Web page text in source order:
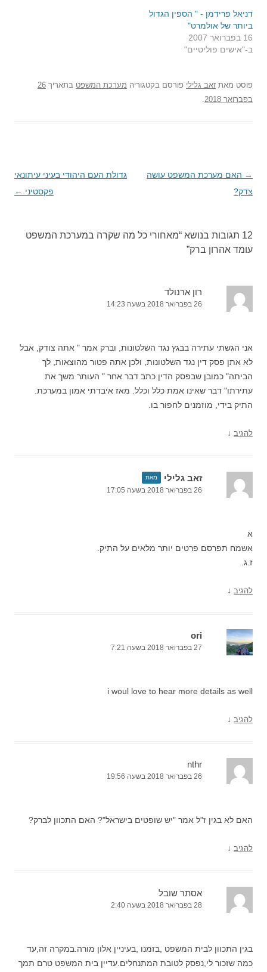
דניאל פרידמן - " הספין הגדול
ביותר של אולמרט"
16 בפברואר 2007
ב-"אישים פוליטיים"
פוסט מאת זאב גלילי פורסם בקטגוריה מערכת המשפט בתאריך 26
בפברואר 2018
.
ניווט
בפוסטים
→ האם מערכת המשפט עושה
צדק?
גדולת העם היהודי בעיני עיתונאי
פקסטיני ←
12 תגובות בנושא “
מאחורי כל מה שקרה במערכת המשפט
עומד אהרון ברק”
רון ארנולד
26 בפברואר 2018 בשעה 14:23
אני הגשתי עתירה בבגץ נגד השלטונות, וברק אמר " אתה צודק, אבל
לא אתן פסק דין נגד השלטונות, ולכן אתה פטור מהוצאות, לך
הביתה" כמובן שבפסק הדין כתב דבר אחר " העותר משך את
עתירתו" דבר שאינו אמת כלל וכלל. מאז איבדתי אמון במערכת.
התיק בידי, מוזמנים לחפור בו.
להגיב ↓
זאב גלילי מאת
26 בפברואר 2018 בשעה 17:05
א
אשמח תפרסם פרטים יותר מלאים על התיק.
ז.ג.
להגיב ↓
ori
27 בפברואר 2018 בשעה 7:21
i woul love to hear more details as well
להגיב ↓
nthr
26 בפברואר 2018 בשעה 19:56
האם לא בגין ז"ל אמר "יש שופטים בישראל"? האם התכוון לברק?
להגיב ↓
אסתר שובל
28 בפברואר 2018 בשעה 2:40
בגין התכוון לבית המשפט ,בזמנו ,בעיניין אלון מורה.במקרה זה,עד
כמה שזכור לי,נפסק לטובת המתנחלים.עדיין בית המשפט טרם תמך